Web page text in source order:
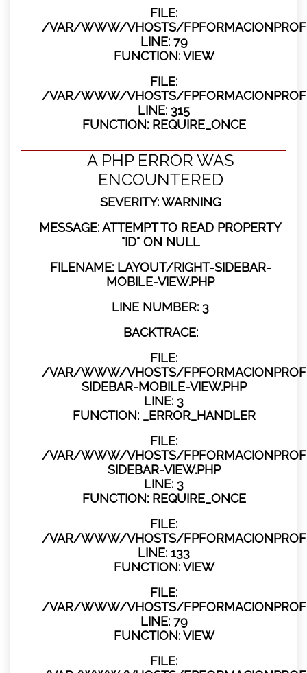
FILE:
/VAR/WWW/VHOSTS/
LINE: 79
FUNCTION: VIEW
FILE:
/VAR/WWW/VHOSTS/
LINE: 315
FUNCTION: REQUIRE_ONCE
A PHP ERROR WAS
ENCOUNTERED
SEVERITY: WARNING
MESSAGE: ATTEMPT TO READ PROPERTY
"ID" ON NULL
FILENAME: LAYOUT/RIGHT-SIDEBAR-
MOBILE-VIEW.PHP
LINE NUMBER: 3
BACKTRACE:
FILE:
/VAR/WWW/VHOSTS/
SIDEBAR-MOBILE-VIEW.PHP
LINE: 3
FUNCTION: _ERROR_HANDLER
FILE:
/VAR/WWW/VHOSTS/
SIDEBAR-VIEW.PHP
LINE: 3
FUNCTION: REQUIRE_ONCE
FILE:
/VAR/WWW/VHOSTS/
LINE: 133
FUNCTION: VIEW
FILE:
/VAR/WWW/VHOSTS/
LINE: 79
FUNCTION: VIEW
FILE: